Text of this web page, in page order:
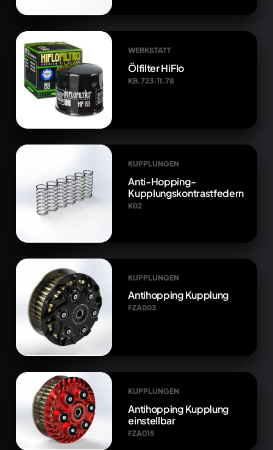
WERKSTATT
Ölfilter HiFlo
KB.723.11.78
KUPPLUNGEN
Anti-Hopping-
Kupplungskontrastfedern
K02
KUPPLUNGEN
Antihopping Kupplung
FZA003
KUPPLUNGEN
Antihopping Kupplung
einstellbar
FZA015